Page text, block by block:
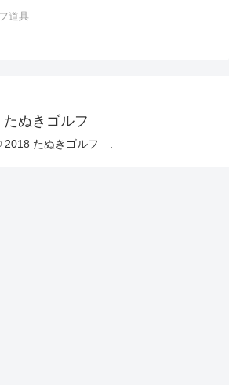
道具
たぬきゴルフ
2018 たぬきゴルフ .